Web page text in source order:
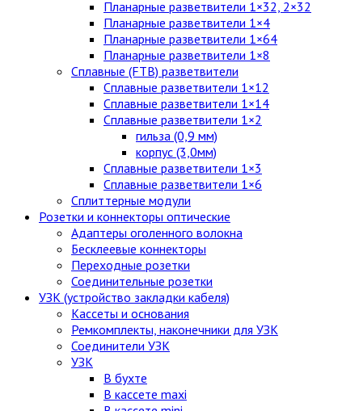
Планарные разветвители 1×32, 2×32
Планарные разветвители 1×4
Планарные разветвители 1×64
Планарные разветвители 1×8
Сплавные (FTB) разветвители
Сплавные разветвители 1×12
Сплавные разветвители 1×14
Сплавные разветвители 1×2
гильза (0,9 мм)
корпус (3,0мм)
Сплавные разветвители 1×3
Сплавные разветвители 1×6
Сплиттерные модули
Розетки и коннекторы оптические
Адаптеры оголенного волокна
Бесклеевые коннекторы
Переходные розетки
Соединительные розетки
УЗК (устройство закладки кабеля)
Кассеты и основания
Ремкомплекты, наконечники для УЗК
Соединители УЗК
УЗК
В бухте
В кассете maxi